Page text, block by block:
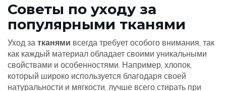
Советы по уходу за
популярными тканями
Уход за тканями всегда требует особого внимания, так
как каждый материал обладает своими уникальными
свойствами и особенностями. Например, хлопок,
который широко используется благодаря своей
натуральности и мягкости, лучше всего стирать при